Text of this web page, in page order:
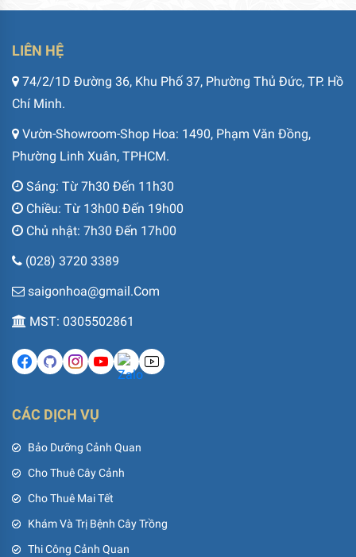
LIÊN HỆ
74/2/1D Đường 36, Khu Phố 37, Phường Thủ Đức, TP. Hồ
Chí Minh.
Vườn-Showroom-Shop Hoa: 1490, Phạm Văn Đồng,
Phường Linh Xuân, TPHCM.
Sáng: Từ 7h30 Đến 11h30
Chiều: Từ 13h00 Đến 19h00
Chủ nhật: 7h30 Đến 17h00
(028) 3720 3389
saigonhoa@gmail.Com
MST: 0305502861
CÁC DỊCH VỤ
Bảo Dưỡng Cảnh Quan
Cho Thuê Cây Cảnh
Cho Thuê Mai Tết
Khám Và Trị Bệnh Cây Trồng
Thi Công Cảnh Quan